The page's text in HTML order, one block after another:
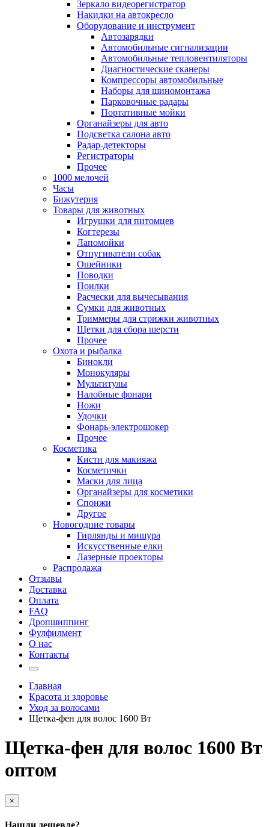
Зеркало видеорегистратор
Накидки на автокресло
Оборудование и инструмент
Автозарядки
Автомобильные сигнализации
Автомобильные тепловентиляторы
Диагностические сканеры
Компрессоры автомобильные
Наборы для шиномонтажа
Парковочные радары
Портативные мойки
Органайзеры для авто
Подсветка салона авто
Радар-детекторы
Регистраторы
Прочее
1000 мелочей
Часы
Бижутерия
Товары для животных
Игрушки для питомцев
Когтерезы
Лапомойки
Отпугиватели собак
Ошейники
Поводки
Поилки
Расчески для вычесывания
Сумки для животных
Триммеры для стрижки животных
Щетки для сбора шерсти
Прочее
Охота и рыбалка
Бинокли
Монокуляры
Мультитулы
Налобные фонари
Ножи
Удочки
Фонарь-электрошокер
Прочее
Косметика
Кисти для макияжа
Косметички
Маски для лица
Органайзеры для косметики
Спонжи
Другое
Новогодние товары
Гирлянды и мишура
Искусственные елки
Лазерные проекторы
Распродажа
Отзывы
Доставка
Оплата
FAQ
Дропшиппинг
Фулфилмент
О нас
Контакты
Главная
Красота и здоровье
Уход за волосами
Щетка-фен для волос 1600 Вт
Щетка-фен для волос 1600 Вт
оптом
×